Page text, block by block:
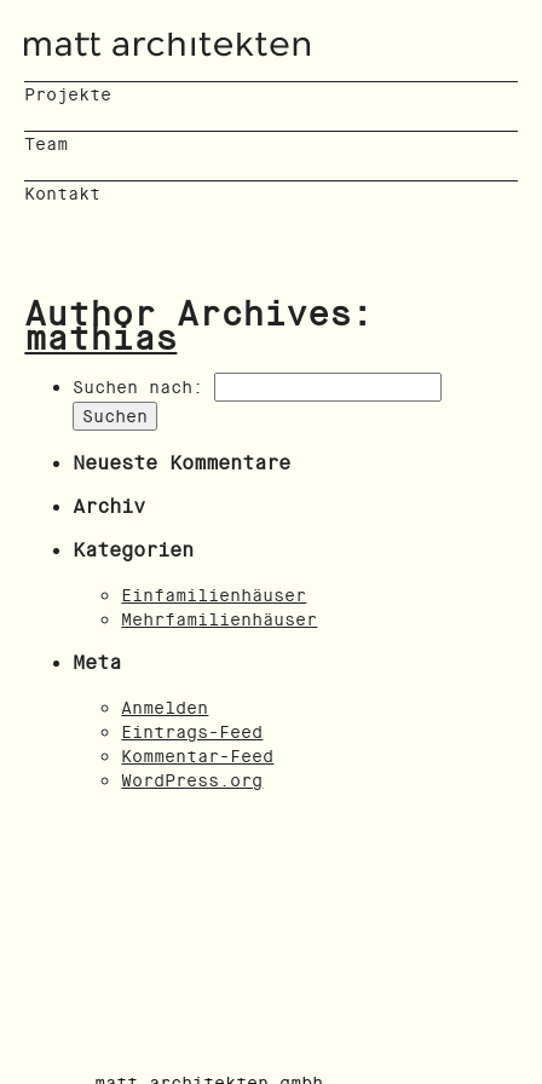
Projekte
Team
Kontakt
Author Archives:
mathias
Suchen nach:
Neueste Kommentare
Archiv
Kategorien
Einfamilienhäuser
Mehrfamilienhäuser
Meta
Anmelden
Eintrags-Feed
Kommentar-Feed
WordPress.org